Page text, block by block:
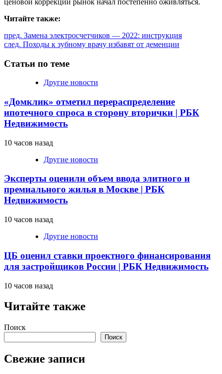
Читайте также:
Продолжить
чтение
пред. Замена электросчетчиков — 2022: инструкция
след. Походы к зубному врачу избавят от деменции
Статьи по теме
Другие новости
«Домклик» отметил перераспределение
ипотечного спроса в сторону вторички | РБК
Недвижимость
10 часов назад
Другие новости
Эксперты оценили объем ввода элитного и
премиального жилья в Москве | РБК
Недвижимость
10 часов назад
Другие новости
ЦБ оценил ставки проектного финансирования
для застройщиков России | РБК Недвижимость
10 часов назад
Читайте также
Поиск
Поиск
Свежие записи